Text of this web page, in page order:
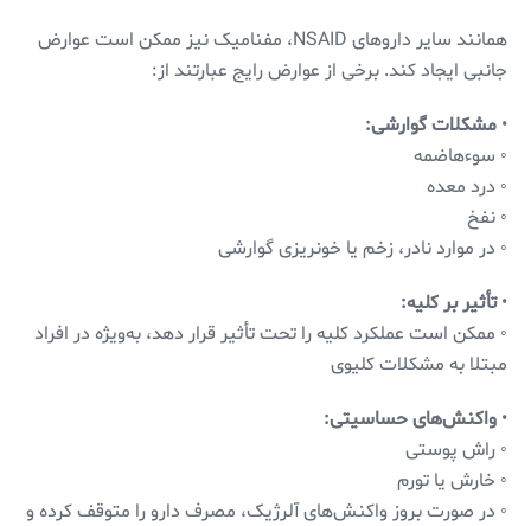
همانند سایر داروهای NSAID، مفنامیک نیز ممکن است عوارض
جانبی ایجاد کند. برخی از عوارض رایج عبارتند از:
• مشکلات گوارشی:
◦ سوءهاضمه
◦ درد معده
◦ نفخ
◦ در موارد نادر، زخم یا خونریزی گوارشی
•تأثیر بر کلیه:
◦ ممکن است عملکرد کلیه را تحت تأثیر قرار دهد، به‌ویژه در افراد
مبتلا به مشکلات کلیوی
• واکنش‌های حساسیتی:
◦ راش پوستی
◦ خارش یا تورم
◦ در صورت بروز واکنش‌های آلرژیک، مصرف دارو را متوقف کرده و